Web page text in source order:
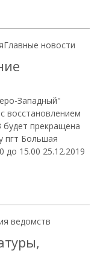
Главные новости
Западный"
восстановлением
прекращена
пгт Большая
15.00 25.12.2019
ведомств